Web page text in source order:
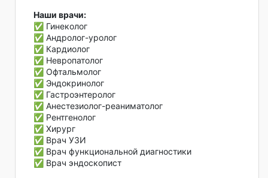
Наши врачи:
✅ Гинеколог
✅ Андролог-уролог
✅ Кардиолог
✅ Невропатолог
✅ Офтальмолог
✅ Эндокринолог
✅ Гастроэнтеролог
✅ Анестезиолог-реаниматолог
✅ Рентгенолог
✅ Хирург
✅ Врач УЗИ
✅ Врач функциональной диагностики
✅ Врач эндоскопист